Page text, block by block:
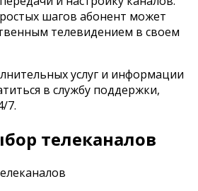
шагов абонент может
телевидением в своем
услуг и информации
в службу поддержки,
7.
телеканалов